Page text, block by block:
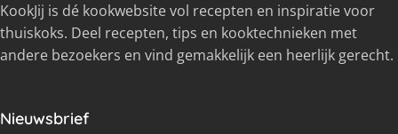
KookJij is dé kookwebsite vol recepten en inspiratie voor
thuiskoks. Deel recepten, tips en kooktechnieken met
andere bezoekers en vind gemakkelijk een heerlijk gerecht.
Nieuwsbrief